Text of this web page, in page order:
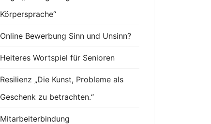
Körpersprache“
Online Bewerbung Sinn und Unsinn?
Heiteres Wortspiel für Senioren
Resilienz „Die Kunst, Probleme als
Geschenk zu betrachten.“
Mitarbeiterbindung